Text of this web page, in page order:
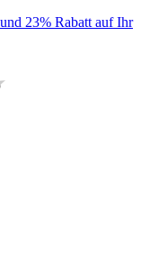
23% Rabatt auf Ihr